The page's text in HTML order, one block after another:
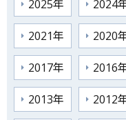
2025年 2024
2021年 2020
2017年 2016
2013年 2012